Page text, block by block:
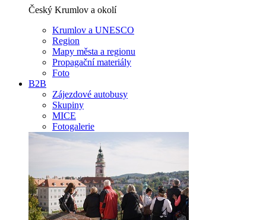
Český Krumlov a okolí
Krumlov a UNESCO
Region
Mapy města a regionu
Propagační materiály
Foto
B2B
Zájezdové autobusy
Skupiny
MICE
Fotogalerie